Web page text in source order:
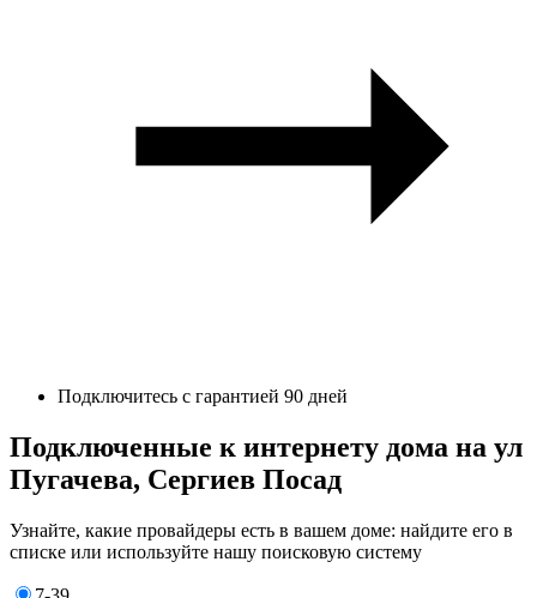
Подключитесь с гарантией 90 дней
Подключенные к интернету дома на ул
Пугачева, Сергиев Посад
Узнайте, какие провайдеры есть в вашем доме: найдите его в
списке или используйте нашу поисковую систему